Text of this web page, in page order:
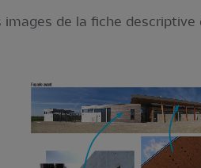
de la fiche